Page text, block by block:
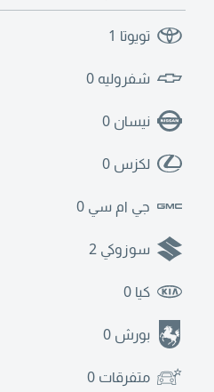
تويوتا 1
شفروليه 0
نيسان 0
لكزس 0
جي ام سي 0
سوزوكي 2
كيا 0
بورش 0
متفرقات 0